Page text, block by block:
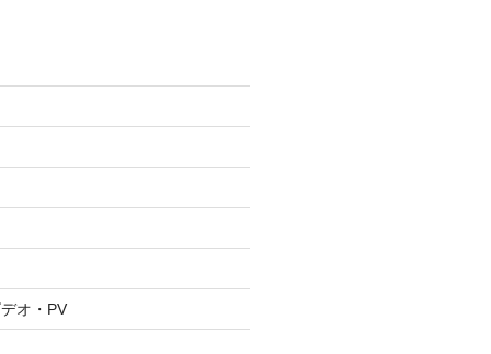
オ・PV